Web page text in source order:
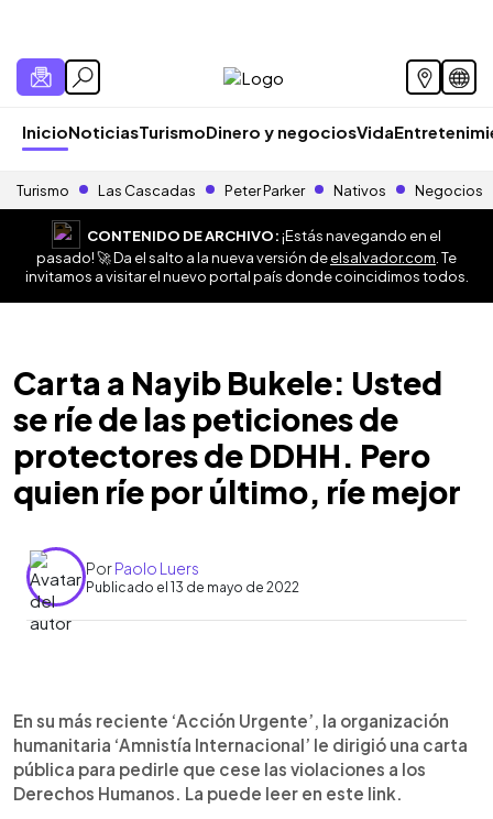
InicioNoticiasTurismoDinero y negociosVida
Turismo Las Cascadas Peter Parker Nativos Negocios
CONTENIDO DE ARCHIVO:¡Estás navegando en el
pasado! 🚀 Da el salto a la nueva versión deelsalvador.com . Te
invitamos a visitar el nuevo portal país donde coincidimos todos.
Carta a Nayib Bukele: Usted
se ríe de las peticiones de
protectores de DDHH. Pero
quien ríe por último, ríe mejor
PorPaolo Luers
Publicado el 13 de mayo de 2022
► Escuchar artículo
En su más reciente ‘Acción Urgente’, la organización
humanitaria ‘Amnistía Internacional’ le dirigió una carta
pública para pedirle que cese las violaciones a los
Derechos Humanos. La puede leer en este link.